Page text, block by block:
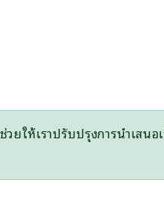
ยให้เราปรับปรุงการนำเสน